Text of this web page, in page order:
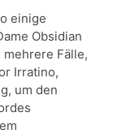
einige
Obsidian
Fälle,
Irratino,
um den